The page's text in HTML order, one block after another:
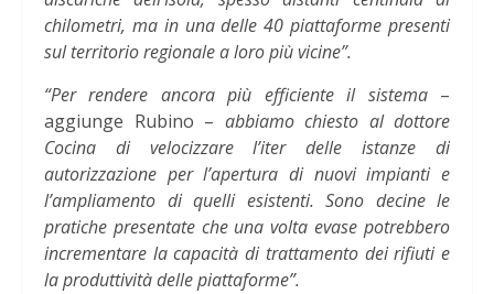
chilometri, ma in una delle 40 piattaforme presenti
sul territorio regionale a loro più vicine”.
“Per rendere ancora più efficiente il sistema–
aggiunge Rubino – abbiamo chiesto al dottore
Cocina di velocizzare l’iter delle istanze di
autorizzazione per l’apertura di nuovi impianti e
l’ampliamento di quelli esistenti. Sono decine le
pratiche presentate che una volta evase potrebbero
incrementare la capacità di trattamento dei rifiuti e
la produttività delle piattaforme”.